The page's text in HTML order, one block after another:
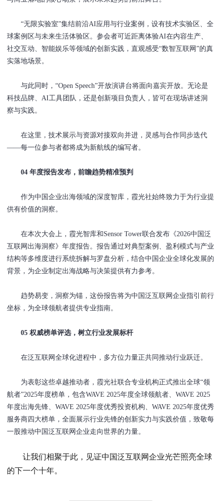
“无限实验室”集结前沿AI应用与行业案例，设有技术实验区、全
球案例区与未来生活体验区。参会者可近距离体验AI在内容生产、
社交互动、智能娱乐等领域的创新实践，直观感受“数智互联网”的真
实落地场景。
与此同时，“Open Speech”开放演讲台将面向嘉宾开放。无论是
科技品牌、AI工具团队，还是创新项目负责人，皆可在现场讲述洞
察与实践。
在这里，技术展示与资源对接双向并进，灵感与合作同步迭代
——每一位参与者都将成为新航线的编写者。
04 年度报告发布，前瞻趋势精准预判
作为中国企业出海领域的深度智库，霞光社始终致力于为行业提
供有价值的洞察。
在本次大会上，霞光智库和Sensor Tower联合发布《2026中国泛
互联网出海洞察》年度报告。报告通过对典型案例、盈利模式与产业
结构等多维度进行系统拆解与罗盘分析，结合中国企业全球化发展的
背景，为企业制定出海战略与决策提供有力参考。
趋势易变，洞察为锚，这份报告将为中国泛互联网企业指引前行
坐标，为全球领航者提供专业指南。
05 权威榜单评选，树立行业发展标杆
在泛互联网全球化进程中，多方位力量正共同推动行业跃迁。
为表彰这些卓越推动者，霞光社联合专业机构正式推出全球“领
航者”2025年度榜单，包含WAVE 2025年度全球领航者、WAVE 2025
年度出海先锋、WAVE 2025年度优秀投资机构、WAVE 2025年度优秀
服务商四大榜单，全面展示行业先锋的创新实力与实践价值，致敬每
一股推动中国泛互联网企业走向世界的力量。
让我们相聚于此，见证中国泛互联网企业光芒照亮全球
的下一个十年。